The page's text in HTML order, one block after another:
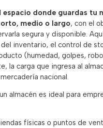
espacio donde guardas tu
medio o largo, con el
segura y disponible.
inventario, el control de
(humedad, golpes,
la carga que ingresa al
nacional.
almacén es ideal para
físicas o puntos de